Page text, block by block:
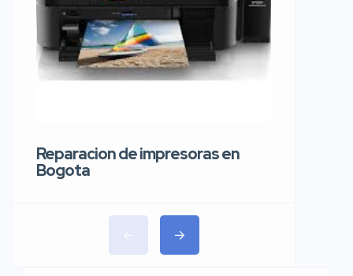
Reparacion de impresoras en
Bogota